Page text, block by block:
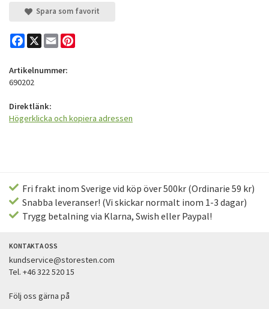
Spara som favorit
Facebook
X Email
Artikelnummer:
690202
Direktlänk:
Högerklicka och kopiera adressen
Fri frakt inom Sverige vid köp över 500kr (Ordinarie 59 kr)
Snabba leveranser! (Vi skickar normalt inom 1-3 dagar)
Trygg betalning via Klarna, Swish eller Paypal!
KONTAKTA OSS
kundservice@storesten.com
Tel. +46 322 520 15
Följ oss gärna på